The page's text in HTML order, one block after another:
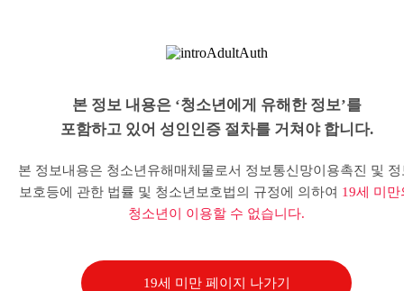
본 정보 내용은 ‘청소년에게 유해한 정보’를
포함하고 있어 성인인증 절차를 거쳐야 합니다.
본 정보내용은 청소년유해매체물로서 정보통신망이용촉진 및 정
보호등에 관한 법률 및 청소년보호법의 규정에 의하여 19세 미만
청소년이 이용할 수 없습니다.
19세 미만 페이지 나가기